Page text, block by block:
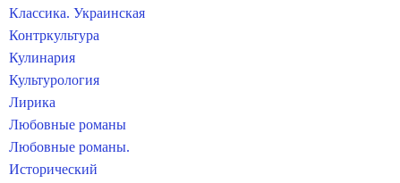
Классика. Украинская
Контркультура
Кулинария
Культурология
Лирика
Любовные романы
Любовные романы.
Исторический